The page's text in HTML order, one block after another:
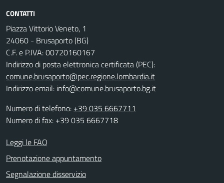
CONTATTI
Piazza Vittorio Veneto, 1
24060 - Brusaporto (BG)
C.F. e P.IVA: 00720160167
Indirizzo di posta elettronica certificata (PEC):
comune.brusaporto@pec.regione.lombardia.it
Indirizzo email: info@comune.brusaporto.bg.it
Numero di telefono: +39 035 6667711
Numero di fax: +39 035 6667718
Leggi le FAQ
Prenotazione appuntamento
Segnalazione disservizio